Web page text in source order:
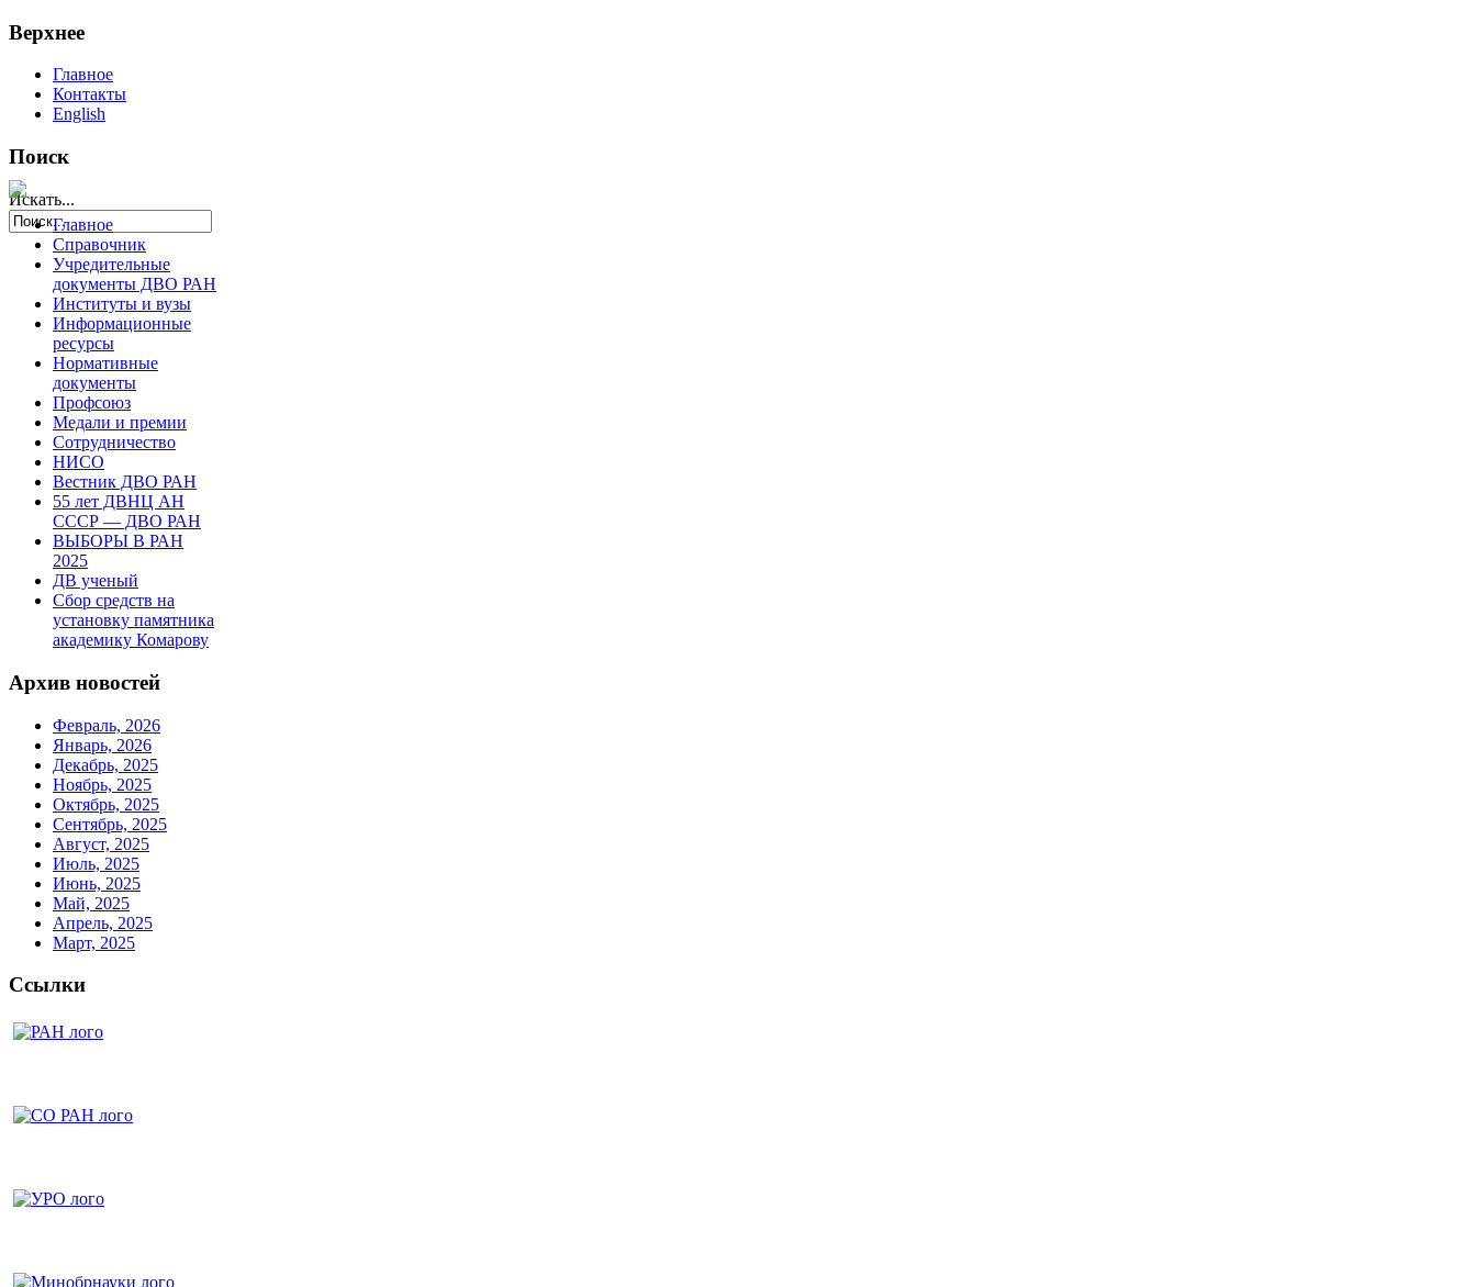
Верхнее
Главное
Контакты
English
Поиск
Искать...
Главное
Справочник
Учредительные
документы ДВО РАН
Институты и вузы
Информационные
ресурсы
Нормативные
документы
Профсоюз
Медали и премии
Сотрудничество
НИСО
Вестник ДВО РАН
55 лет ДВНЦ АН
СССР — ДВО РАН
ВЫБОРЫ В РАН
2025
ДВ ученый
Сбор средств на
установку памятника
академику Комарову
Архив новостей
Февраль, 2026
Январь, 2026
Декабрь, 2025
Ноябрь, 2025
Октябрь, 2025
Сентябрь, 2025
Август, 2025
Июль, 2025
Июнь, 2025
Май, 2025
Апрель, 2025
Март, 2025
Ссылки